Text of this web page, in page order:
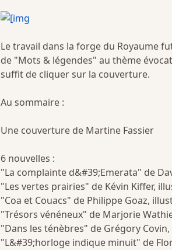
Le travail dans la forge du Royaume
de "Mots & légendes" au thème
suffit de cliquer sur la couverture.
Au sommaire :
Une couverture de Martine Fassier
6 nouvelles :
"La complainte d&#39;Emerata" de
"Les vertes prairies" de Kévin Kiffer,
"Coa et Couacs" de Philippe Goaz,
"Trésors vénéneux" de Marjorie
"Dans les ténèbres" de Grégory
"L&#39;horloge indique minuit" de